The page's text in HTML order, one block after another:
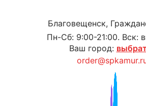
Благовещенск,
Пн-Сб: 9:00-21:00. Вск:
Ваш город: